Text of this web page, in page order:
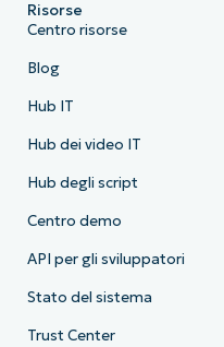
Risorse
Centro risorse
Blog
Hub IT
Hub dei video IT
Hub degli script
Centro demo
API per gli sviluppatori
Stato del sistema
Trust Center